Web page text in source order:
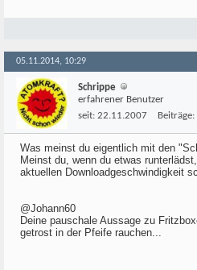
05.11.2014, 10:29
Schrippe
erfahrener Benutzer
seit: 22.11.2007 Beiträge:
Was meinst du eigentlich mit den
Meinst du, wenn du etwas
aktuellen Downloadgeschwindigkeit
@Johann60
Deine pauschale Aussage zu
getrost in der Pfeife rauchen...